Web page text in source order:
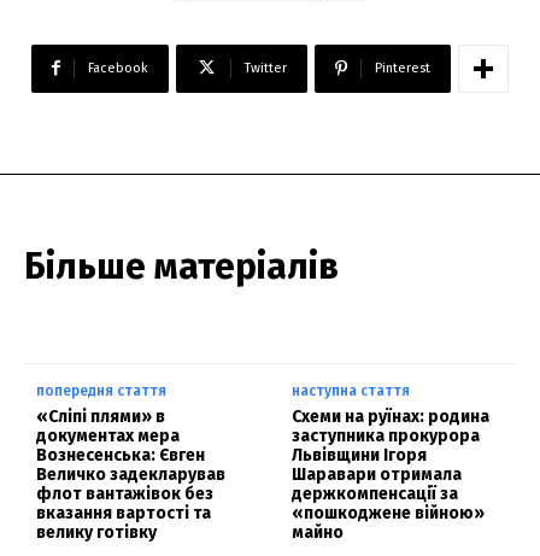
Facebook Twitter Pinterest
Більше матеріалів
попередня стаття
«Сліпі плями» в
документах мера
Вознесенська: Євген
Величко задекларував
флот вантажівок без
вказання вартості та
велику готівку
наступна стаття
Схеми на руїнах: родина
заступника прокурора
Львівщини Ігоря
Шаравари отримала
держкомпенсації за
«пошкоджене війною»
майно